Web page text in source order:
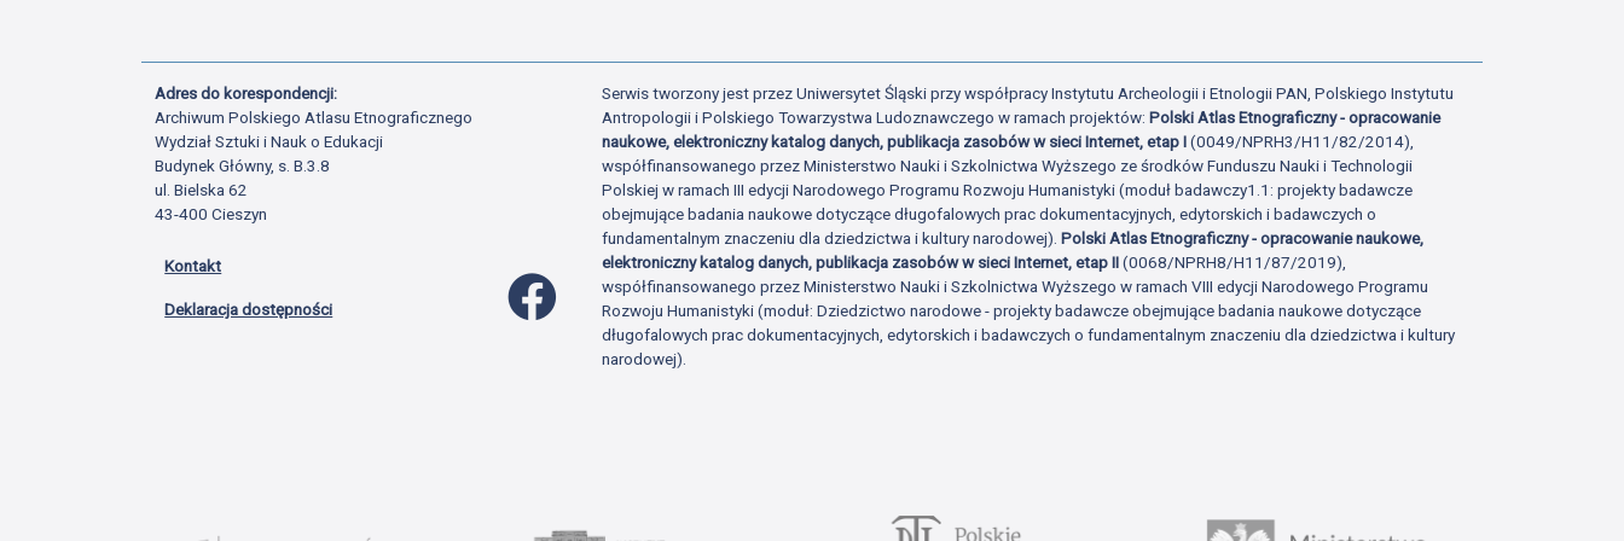
Adres do korespondencji:
Archiwum Polskiego Atlasu Etnograficznego
Wydział Sztuki i Nauk o Edukacji
Budynek Główny, s. B.3.8
ul. Bielska 62
43-400 Cieszyn
Kontakt
Deklaracja dostępności
Profil Facebook
Serwis tworzony jest przez Uniwersytet Śląski przy współpracy Instytutu Archeologii i Etnologii PAN, Polskiego Instytutu
Antropologii i Polskiego Towarzystwa Ludoznawczego w ramach projektów:Polski Atlas Etnograficzny - opracowanie
naukowe, elektroniczny katalog danych, publikacja zasobów w sieci Internet, etap I(0049/NPRH3/H11/82/2014),
współfinansowanego przez Ministerstwo Nauki i Szkolnictwa Wyższego ze środków Funduszu Nauki i Technologii
Polskiej w ramach III edycji Narodowego Programu Rozwoju Humanistyki (moduł badawczy1.1: projekty badawcze
obejmujące badania naukowe dotyczące długofalowych prac dokumentacyjnych, edytorskich i badawczych o
fundamentalnym znaczeniu dla dziedzictwa i kultury narodowej).Polski Atlas Etnograficzny - opracowanie naukowe,
elektroniczny katalog danych, publikacja zasobów w sieci Internet, etap II(0068/NPRH8/H11/87/2019),
współfinansowanego przez Ministerstwo Nauki i Szkolnictwa Wyższego w ramach VIII edycji Narodowego Programu
Rozwoju Humanistyki (moduł: Dziedzictwo narodowe - projekty badawcze obejmujące badania naukowe dotyczące
długofalowych prac dokumentacyjnych, edytorskich i badawczych o fundamentalnym znaczeniu dla dziedzictwa i kultury
narodowej).